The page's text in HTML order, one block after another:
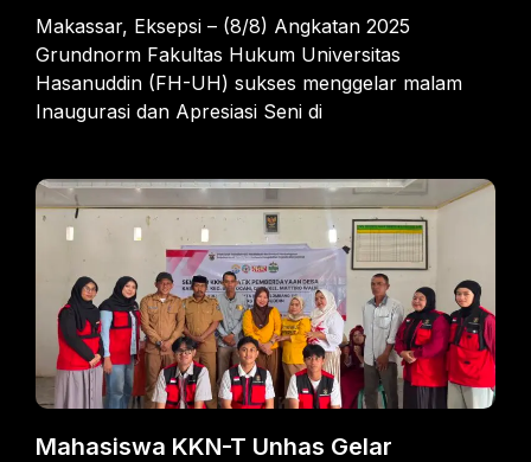
Makassar, Eksepsi – (8/8) Angkatan 2025
Grundnorm Fakultas Hukum Universitas
Hasanuddin (FH-UH) sukses menggelar malam
Inaugurasi dan Apresiasi Seni di
Mahasiswa KKN-T Unhas Gelar